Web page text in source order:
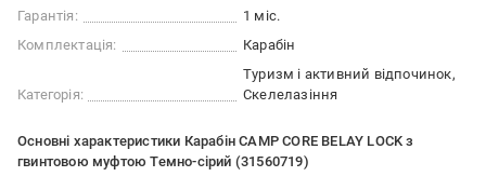
Гарантія:
1 міс.
Комплектація:
Карабін
Категорія:
Туризм і активний відпочинок
Скелелазіння
Основні характеристики Карабін CAMP CORE BELAY LOCK з
гвинтовою муфтою Темно-сірий (31560719)